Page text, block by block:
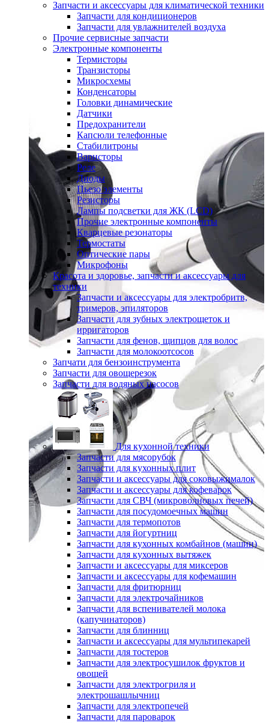
Запчасти и аксессуары для климатической техники
Запчасти для кондиционеров
Запчасти для увлажнителей воздуха
Прочие сервисные запчасти
Электронные компоненты
Термисторы
Транзисторы
Микросхемы
Конденсаторы
Головки динамические
Датчики
Предохранители
Капсюли телефонные
Стабилитроны
Варисторы
Реле
Диоды
Пьезо элементы
Резисторы
Лампы подсветки для ЖК (LCD)
Прочие электронные компоненты
Кварцевые резонаторы
Термостаты
Оптические пары
Микрофоны
Красота и здоровье, запчасти и аксессуары для
техники
Запчасти и аксессуары для электробритв,
тримеров, эпиляторов
Запчасти для зубных электрощеток и
ирригаторов
Запчасти для фенов, щипцов для волос
Запчасти для молокоотсосов
Запчати для бензоинструмента
Запчасти для овощерезок
Запчасти для водяных насосов
Для кухонной техники
Запчасти для мясорубок
Запчасти для кухонных плит
Запчасти и аксессуары для соковыжималок
Запчасти и аксессуары для кофеварок
Запчасти для СВЧ (микроволновых печей)
Запчасти для посудомоечных машин
Запчасти для термопотов
Запчасти для йогуртниц
Запчасти для кухонных комбайнов (машин)
Запчасти для кухонных вытяжек
Запчасти и аксессуары для миксеров
Запчасти и аксессуары для кофемашин
Запчасти для фритюрниц
Запчасти для электрочайников
Запчасти для вспенивателей молока
(капучинаторов)
Запчасти для блинниц
Запчасти и аксессуары для мультипекарей
Запчасти для тостеров
Запчасти для электросушилок фруктов и
овощей
Запчасти для электрогриля и
электрошашлычниц
Запчасти для электропечей
Запчасти для пароварок